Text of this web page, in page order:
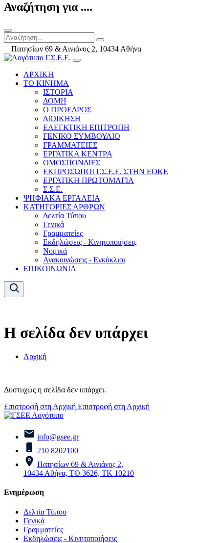
Αναζήτηση για ....
Πατησίων 69 & Αινιάνος 2, 10434 Αθήνα
ΑΡΧΙΚΗ
ΤΟ ΚΙΝΗΜΑ
ΙΣΤΟΡΙΑ
ΔΟΜΗ
Ο ΠΡΟΕΔΡΟΣ
ΔΙΟΙΚΗΣΗ
ΕΛΕΓΚΤΙΚΗ ΕΠΙΤΡΟΠΗ
ΓΕΝΙΚΟ ΣΥΜΒΟΥΛΙΟ
ΓΡΑΜΜΑΤΕΙΕΣ
ΕΡΓΑΤΙΚΑ ΚΕΝΤΡΑ
ΟΜΟΣΠΟΝΔΙΕΣ
ΕΚΠΡΟΣΩΠΟΙ Γ.Σ.Ε.Ε. ΣΤΗΝ ΕΟΚΕ
ΕΡΓΑΤΙΚΗ ΠΡΩΤΟΜΑΓΙΑ
Σ.Σ.Ε.
ΨΗΦΙΑΚΑ ΕΡΓΑΛΕΙΑ
ΚΑΤΗΓΟΡΙΕΣ ΑΡΘΡΩΝ
Δελτία Τύπου
Γενικά
Γραμματείες
Εκδηλώσεις - Κινητοποιήσεις
Νομικά
Ανακοινώσεις - Εγκύκλιοι
ΕΠΙΚΟΙΝΩΝΙΑ
Η σελίδα δεν υπάρχει
Αρχική
Δυστυχώς η σελίδα δεν υπάρχει.
Επιστροφή στη Αρχική Επιστροφή στη Αρχική
info@gsee.gr
210 8202100
Πατησίων 69 & Αινιάνος 2,
10434 Αθήνα, ΤΘ 3626, ΤΚ 10210
Ενημέρωση
Δελτία Τύπου
Γενικά
Γραμματείες
Εκδηλώσεις - Κινητοποιήσεις